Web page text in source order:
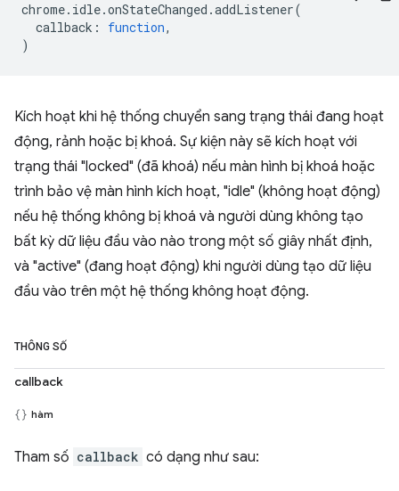
chrome. idle.onStateChanged .addListener(
callback : function,
)
Kích hoạt khi hệ thống chuyển sang trạng thái đang hoạt
động, rảnh hoặc bị khoá. Sự kiện này sẽ kích hoạt với
trạng thái "locked" (đã khoá) nếu màn hình bị khoá hoặc
trình bảo vệ màn hình kích hoạt, "idle" (không hoạt động)
nếu hệ thống không bị khoá và người dùng không tạo
bất kỳ dữ liệu đầu vào nào trong một số giây nhất định,
và "active" (đang hoạt động) khi người dùng tạo dữ liệu
đầu vào trên một hệ thống không hoạt động.
THÔNG SỐ
callback
hàm
Tham số callback có dạng như sau: